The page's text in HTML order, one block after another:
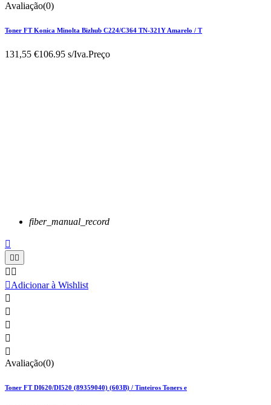
Avaliação(0)
Toner FT Konica Minolta Bizhub C224/C364 TN-321Y Amarelo / T
131,55 €106.95 s/Iva.Preço
fiber_manual_record


 
Adicionar à Wishlist





Avaliação(0)
Toner FT DI620/DI520 (89359040) (603B) / Tinteiros Toners e